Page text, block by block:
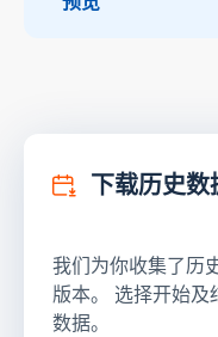
下载历史数
我们为你收集了历
版本。 选择开始
数据。